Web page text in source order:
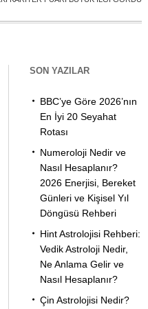
SON YAZILAR
BBC’ye Göre 2026’nın
En İyi 20 Seyahat
Rotası
Numeroloji Nedir ve
Nasıl Hesaplanır?
2026 Enerjisi, Bereket
Günleri ve Kişisel Yıl
Döngüsü Rehberi
Hint Astrolojisi Rehberi:
Vedik Astroloji Nedir,
Ne Anlama Gelir ve
Nasıl Hesaplanır?
Çin Astrolojisi Nedir?